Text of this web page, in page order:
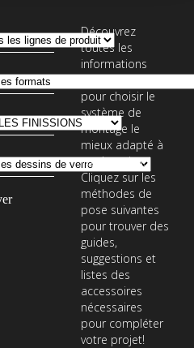
Découvrez
toutes les
informations
nécessaires
pour choisir le
système de
montage le
mieux adapté à
vos besoins.
Cliquez sur les
méthodes de
pose suivantes
pour trouver des
guides,
suggestions et
listes des
accessoires
nécessaires
pour compléter
votre projet!